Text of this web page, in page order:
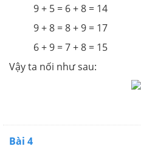
9 + 5 = 6 + 8 = 14
9 + 8 = 8 + 9 = 17
6 + 9 = 7 + 8 = 15
Vậy ta nối như sau:
Bài 4